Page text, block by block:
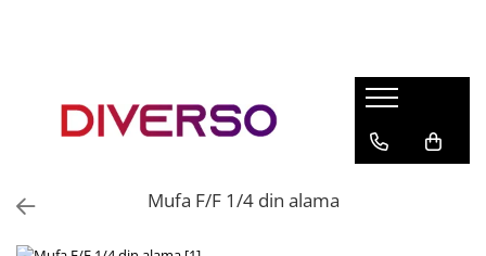
ASA
SILK
Mufa F/F 1/4 din alama